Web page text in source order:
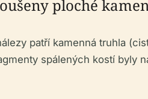
ploché
patří kamenná truhla
spálených kostí byly